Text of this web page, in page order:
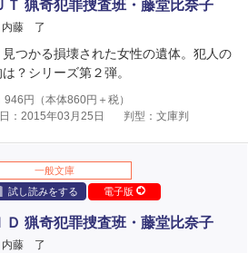
Ｔ 猟奇犯罪捜査班・藤堂比奈子
内藤 了
見つかる損壊された女性の遺体。犯人の
は？シリーズ第２弾。
946 円（本体860円＋税）
：2015年03月25日
判型：文庫判
一般文庫
試し読みをする
電子版
Ｄ 猟奇犯罪捜査班・藤堂比奈子
内藤 了